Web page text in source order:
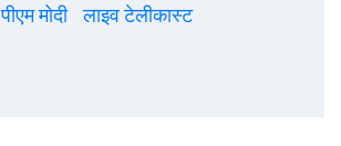
पीएम मोदी
लाइव टेलीकास्ट